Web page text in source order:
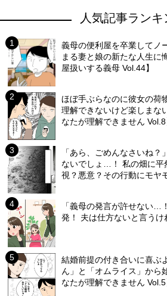
人気記事ランキ
義母の便利屋を卒業してノ
まる妻と娘の新たな人生に
屋扱いする義母 Vol.44】
ほぼ手ぶらなのに彼女の荷
理解できないけど楽しまな
なたが理解できません Vol.8
「あら、ごめんなさいね
ないでしょ…！ 私の畑に
視？悪意？その行動にモヤ
「義母の発言が許せない…
発！ 夫は仕方ないと言うけ
結婚前提の付き合いに喜
ん」と「オムライス」から
なたが理解できません Vol.5